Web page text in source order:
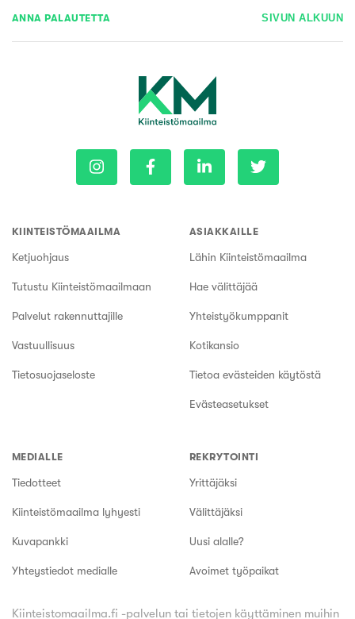
ANNA PALAUTETTA SIVUN ALKUUN
KIINTEISTÖMAAILMA
Ketjuohjaus
Tutustu Kiinteistömaailmaan
Palvelut rakennuttajille
Vastuullisuus
Tietosuojaseloste
ASIAKKAILLE
Lähin Kiinteistömaailma
Hae välittäjää
Yhteistyökumppanit
Kotikansio
Tietoa evästeiden käytöstä
Evästeasetukset
MEDIALLE
Tiedotteet
Kiinteistömaailma lyhyesti
Kuvapankki
Yhteystiedot medialle
REKRYTOINTI
Yrittäjäksi
Välittäjäksi
Uusi alalle?
Avoimet työpaikat
Kiinteistomaailma.fi -palvelun tai tietojen käyttäminen muihin